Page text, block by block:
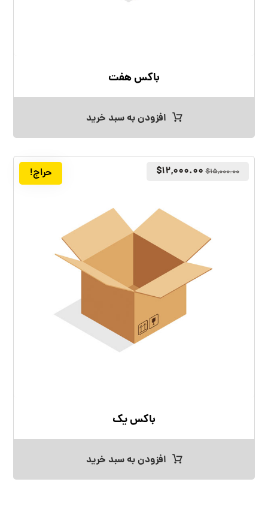
باکس هفت
افزودن به سبد خرید
باکس یک
$۱۵,۰۰۰.۰۰ $۱۲,۰۰۰.۰۰ حراج!
افزودن به سبد خرید